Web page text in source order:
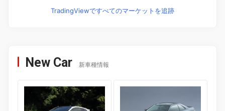
TradingViewですべてのマーケットを追跡
New Car 新車種情報